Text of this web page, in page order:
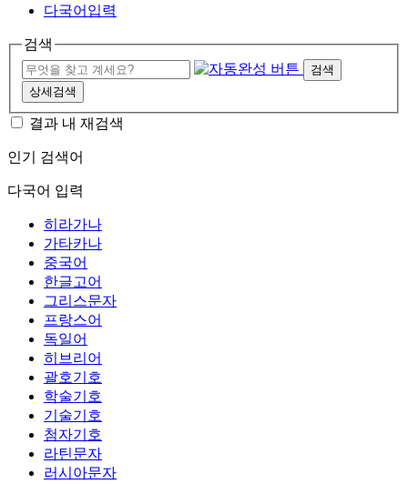
다국어입력
검색
검색
상세검색
결과 내 재검색
인기 검색어
다국어 입력
히라가나
가타카나
중국어
한글고어
그리스문자
프랑스어
독일어
히브리어
괄호기호
학술기호
기술기호
첨자기호
라틴문자
러시아문자